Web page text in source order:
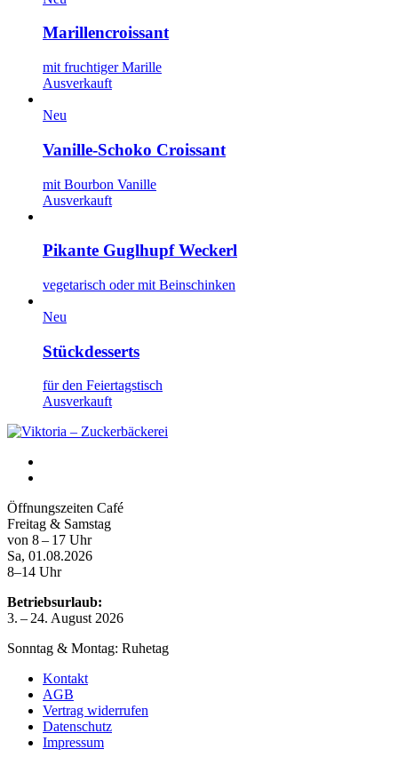
Marillencroissant
mit fruchtiger Marille
Ausverkauft
Neu
Vanille-Schoko Croissant
mit Bourbon Vanille
Ausverkauft
Pikante Guglhupf Weckerl
vegetarisch oder mit Beinschinken
Neu
Stückdesserts
für den Feiertagstisch
Ausverkauft
Öffnungszeiten Café
Freitag & Samstag
von 8 – 17 Uhr
Sa, 01.08.2026
8–14 Uhr
Betriebsurlaub:
3. – 24. August 2026
Sonntag & Montag: Ruhetag
Kontakt
AGB
Vertrag widerrufen
Datenschutz
Impressum